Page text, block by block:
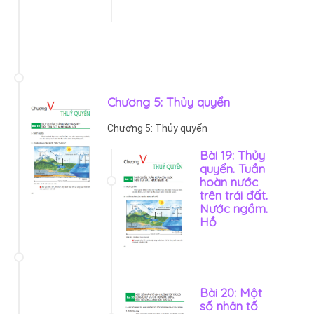
Chương 5: Thủy quyển
Chương 5: Thủy quyển
Bài 19: Thủy
quyển. Tuần
hoàn nước
trên trái đất.
Nước ngầm.
Hồ
Bài 20: Một
số nhân tố